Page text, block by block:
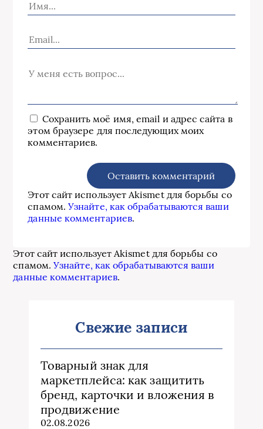
Сохранить моё имя, email и адрес сайта в
этом браузере для последующих моих
комментариев.
Этот сайт использует Akismet для борьбы со
спамом.Узнайте, как обрабатываются ваши
данные комментариев.
Этот сайт использует Akismet для борьбы со
спамом.Узнайте, как обрабатываются ваши
данные комментариев.
Свежие записи
Товарный знак для
маркетплейса: как защитить
бренд, карточки и вложения в
продвижение
02.08.2026